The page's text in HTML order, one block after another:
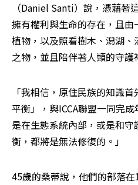
（Daniel Santi）說，憑藉著
擁有權利與生命的存在，且
植物，以及照看樹木、潟湖
之物，並且陪伴著人類的守護
「我相信，原住民族的知識
平衡」，與ICCA聯盟一同完
是在生態系統內部，或是和
衡，都將是無法修復的。」
45歲的桑蒂說，他們的部落